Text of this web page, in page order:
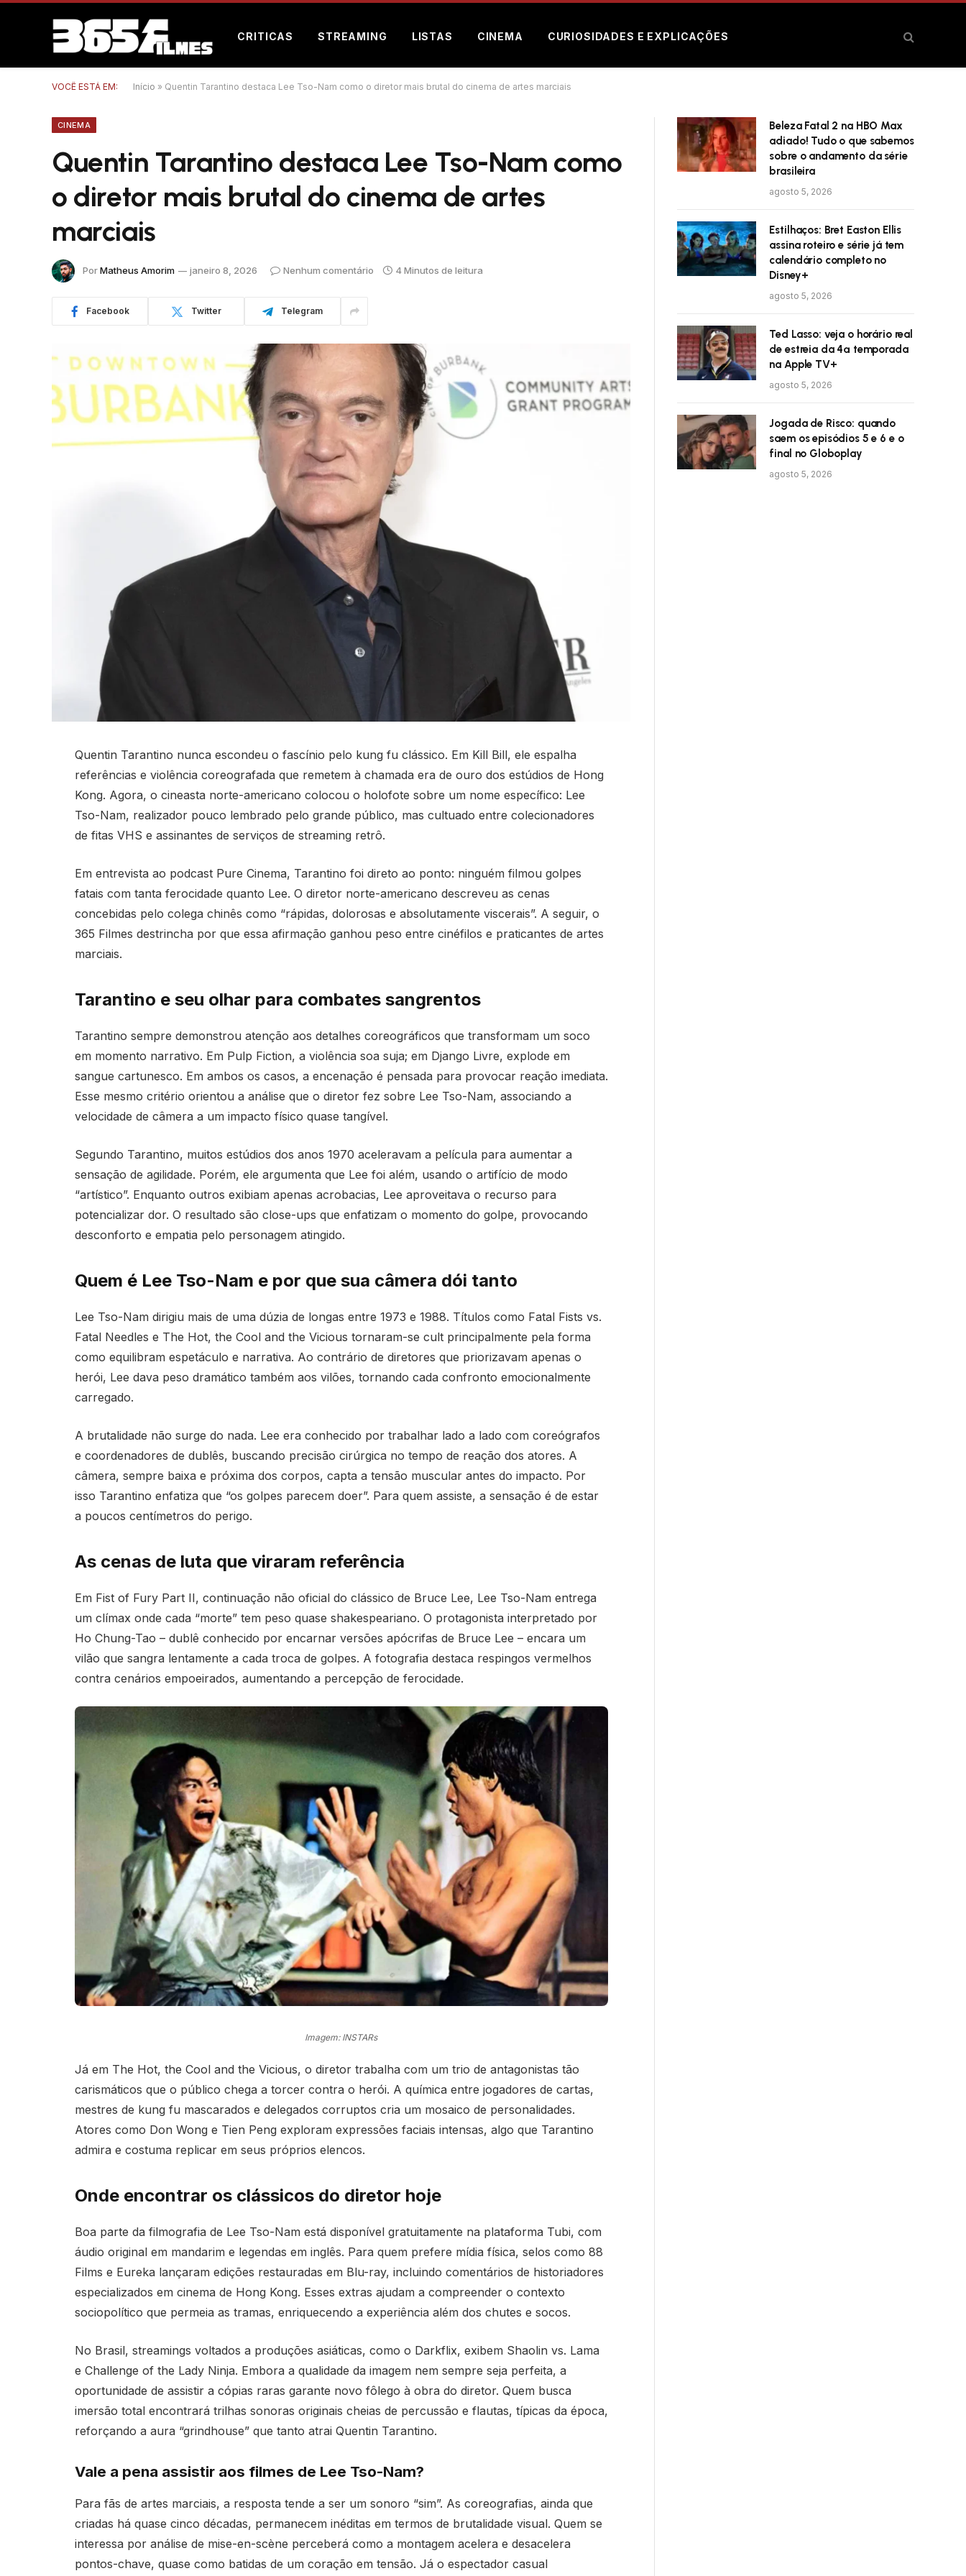
CRITICAS STREAMING LISTAS CINEMA CURIOSIDADES E EXPLICAÇÕES
VOCÊ ESTÁ EM: Início » Quentin Tarantino destaca Lee Tso-Nam como o diretor mais brutal do cinema de artes marciais
CINEMA
Quentin Tarantino destaca Lee Tso-Nam como
o diretor mais brutal do cinema de artes
marciais
PorMatheus Amorim janeiro 8, 2026 Nenhum comentário 4 Minutos de leitura
Facebook Twitter Telegram
Quentin Tarantino nunca escondeu o fascínio pelo kung fu clássico. Em Kill Bill, ele espalha
referências e violência coreografada que remetem à chamada era de ouro dos estúdios de Hong
Kong. Agora, o cineasta norte-americano colocou o holofote sobre um nome específico: Lee
Tso-Nam, realizador pouco lembrado pelo grande público, mas cultuado entre colecionadores
de fitas VHS e assinantes de serviços de streaming retrô.
Em entrevista ao podcast Pure Cinema, Tarantino foi direto ao ponto: ninguém filmou golpes
fatais com tanta ferocidade quanto Lee. O diretor norte-americano descreveu as cenas
concebidas pelo colega chinês como “rápidas, dolorosas e absolutamente viscerais”. A seguir, o
365 Filmes destrincha por que essa afirmação ganhou peso entre cinéfilos e praticantes de artes
marciais.
Tarantino e seu olhar para combates sangrentos
Tarantino sempre demonstrou atenção aos detalhes coreográficos que transformam um soco
em momento narrativo. Em Pulp Fiction, a violência soa suja; em Django Livre, explode em
sangue cartunesco. Em ambos os casos, a encenação é pensada para provocar reação imediata.
Esse mesmo critério orientou a análise que o diretor fez sobre Lee Tso-Nam, associando a
velocidade de câmera a um impacto físico quase tangível.
Segundo Tarantino, muitos estúdios dos anos 1970 aceleravam a película para aumentar a
sensação de agilidade. Porém, ele argumenta que Lee foi além, usando o artifício de modo
“artístico”. Enquanto outros exibiam apenas acrobacias, Lee aproveitava o recurso para
potencializar dor. O resultado são close-ups que enfatizam o momento do golpe, provocando
desconforto e empatia pelo personagem atingido.
Quem é Lee Tso-Nam e por que sua câmera dói tanto
Lee Tso-Nam dirigiu mais de uma dúzia de longas entre 1973 e 1988. Títulos como Fatal Fists vs.
Fatal Needles e The Hot, the Cool and the Vicious tornaram-se cult principalmente pela forma
como equilibram espetáculo e narrativa. Ao contrário de diretores que priorizavam apenas o
herói, Lee dava peso dramático também aos vilões, tornando cada confronto emocionalmente
carregado.
A brutalidade não surge do nada. Lee era conhecido por trabalhar lado a lado com coreógrafos
e coordenadores de dublês, buscando precisão cirúrgica no tempo de reação dos atores. A
câmera, sempre baixa e próxima dos corpos, capta a tensão muscular antes do impacto. Por
isso Tarantino enfatiza que “os golpes parecem doer”. Para quem assiste, a sensação é de estar
a poucos centímetros do perigo.
As cenas de luta que viraram referência
Em Fist of Fury Part II, continuação não oficial do clássico de Bruce Lee, Lee Tso-Nam entrega
um clímax onde cada “morte” tem peso quase shakespeariano. O protagonista interpretado por
Ho Chung-Tao – dublê conhecido por encarnar versões apócrifas de Bruce Lee – encara um
vilão que sangra lentamente a cada troca de golpes. A fotografia destaca respingos vermelhos
contra cenários empoeirados, aumentando a percepção de ferocidade.
Imagem: INSTARs
Já em The Hot, the Cool and the Vicious, o diretor trabalha com um trio de antagonistas tão
carismáticos que o público chega a torcer contra o herói. A química entre jogadores de cartas,
mestres de kung fu mascarados e delegados corruptos cria um mosaico de personalidades.
Atores como Don Wong e Tien Peng exploram expressões faciais intensas, algo que Tarantino
admira e costuma replicar em seus próprios elencos.
Onde encontrar os clássicos do diretor hoje
Boa parte da filmografia de Lee Tso-Nam está disponível gratuitamente na plataforma Tubi, com
áudio original em mandarim e legendas em inglês. Para quem prefere mídia física, selos como 88
Films e Eureka lançaram edições restauradas em Blu-ray, incluindo comentários de historiadores
especializados em cinema de Hong Kong. Esses extras ajudam a compreender o contexto
sociopolítico que permeia as tramas, enriquecendo a experiência além dos chutes e socos.
No Brasil, streamings voltados a produções asiáticas, como o Darkflix, exibem Shaolin vs. Lama
e Challenge of the Lady Ninja. Embora a qualidade da imagem nem sempre seja perfeita, a
oportunidade de assistir a cópias raras garante novo fôlego à obra do diretor. Quem busca
imersão total encontrará trilhas sonoras originais cheias de percussão e flautas, típicas da época,
reforçando a aura “grindhouse” que tanto atrai Quentin Tarantino.
Vale a pena assistir aos filmes de Lee Tso-Nam?
Para fãs de artes marciais, a resposta tende a ser um sonoro “sim”. As coreografias, ainda que
criadas há quase cinco décadas, permanecem inéditas em termos de brutalidade visual. Quem se
interessa por análise de mise-en-scène perceberá como a montagem acelera e desacelera
pontos-chave, quase como batidas de um coração em tensão. Já o espectador casual
Beleza Fatal 2 na HBO Max
adiado! Tudo o que sabemos
sobre o andamento da série
brasileira
agosto 5, 2026
Estilhaços: Bret Easton Ellis
assina roteiro e série já tem
calendário completo no
Disney+
agosto 5, 2026
Ted Lasso: veja o horário real
de estreia da 4ª temporada
na Apple TV+
agosto 5, 2026
Jogada de Risco: quando
saem os episódios 5 e 6 e o
final no Globoplay
agosto 5, 2026